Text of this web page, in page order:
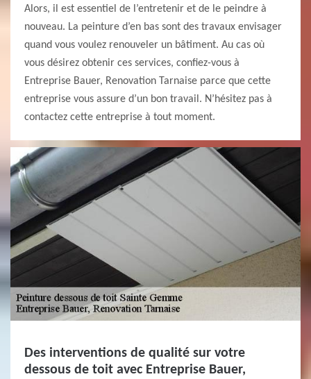
Alors, il est essentiel de l’entretenir et de le peindre à
nouveau. La peinture d’en bas sont des travaux envisager
quand vous voulez renouveler un bâtiment. Au cas où
vous désirez obtenir ces services, confiez-vous à
Entreprise Bauer, Renovation Tarnaise parce que cette
entreprise vous assure d’un bon travail. N’hésitez pas à
contactez cette entreprise à tout moment.
Des interventions de qualité sur votre
dessous de toit avec Entreprise Bauer,